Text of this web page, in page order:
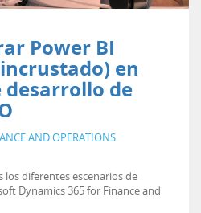
Power BI
en
de
AND OPERATIONS
los diferentes escenarios de
Dynamics 365 for Finance and